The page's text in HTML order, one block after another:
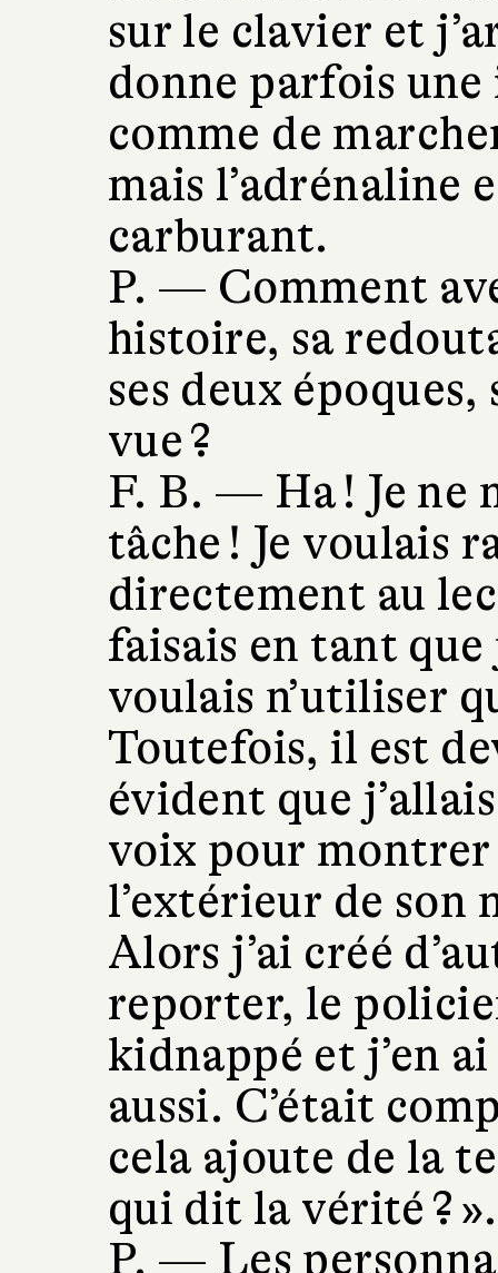
sur le clavier et
donne parfois
comme de
mais l’adrénaline
carburant.
P. — Comment
histoire, sa
ses deux
vue ?
F. B. — Ha ! Je ne
tâche ! Je voulais
directement au
faisais en tant
voulais n’utiliser
Toutefois, il est
évident que
voix pour montrer
l’extérieur de son
Alors j’ai créé
reporter, le
kidnappé et j’en
aussi. C’était
cela ajoute de la
qui dit la vérité ? ».
P. — Les